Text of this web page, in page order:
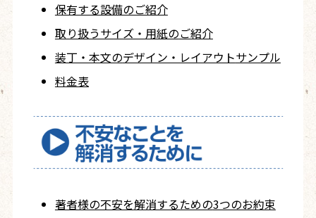
保有する設備のご紹介
取り扱うサイズ・用紙のご紹介
装丁・本文のデザイン・レイアウトサンプル
料金表
著者様の不安を解消するための3つのお約束